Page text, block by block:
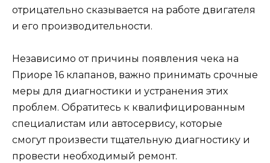
отрицательно сказывается на работе двигателя
и его производительности.
Независимо от причины появления чека на
Приоре 16 клапанов, важно принимать срочные
меры для диагностики и устранения этих
проблем. Обратитесь к квалифицированным
специалистам или автосервису, которые
смогут произвести тщательную диагностику и
провести необходимый ремонт.